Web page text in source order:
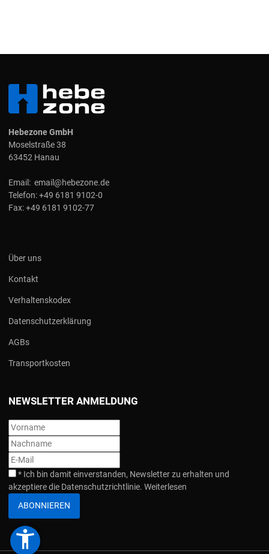
Hebezone GmbH
Moselstraße 38
63452 Hanau
Email: email@hebezone.de
Telefon:+49 6181 9102-0
Fax:+49 6181 9102-77
Über uns
Kontakt
Verhaltenskodex
Datenschutzerklärung
AGBs
Transportkosten
NEWSLETTER ANMELDUNG
* Ich bin damit einverstanden, Newsletter zu erhalten und
akzeptiere die Datenschutzrichtlinie. Weiterlesen
ABONNIEREN
accessibility_new